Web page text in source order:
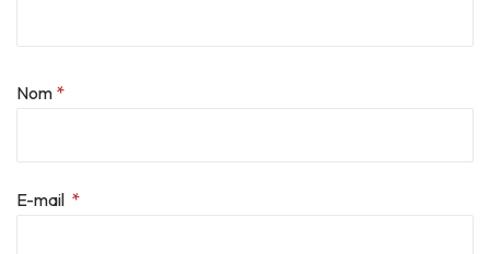
Nom *
E-mail *